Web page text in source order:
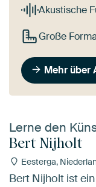
Akustische
Große
Mehr über
Lerne den
Bert Nijholt
Eesterga,
Bert Nijholt ist